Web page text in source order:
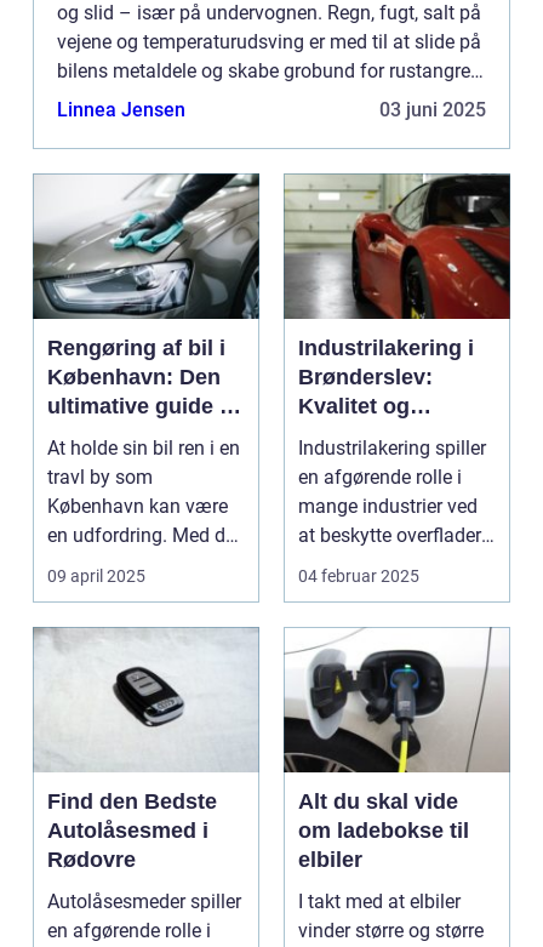
og slid – især på undervognen. Regn, fugt, salt på
vejene og temperaturudsving er med til at slide på
bilens metaldele og skabe grobund for rustangreb.
Derfor er...
Linnea Jensen 03 juni 2025
Rengøring af bil i
København: Den
ultimative guide til
en skinnende ren
bil
At holde sin bil ren i en
travl by som
København kan være
en udfordring. Med de
mange g...
09 april 2025
Industrilakering i
Brønderslev:
Kvalitet og
ekspertise
Industrilakering spiller
en afgørende rolle i
mange industrier ved
at beskytte overflader
mod...
04 februar 2025
Find den Bedste
Autolåsesmed i
Rødovre
Autolåsesmeder spiller
en afgørende rolle i
Alt du skal vide
om ladebokse til
elbiler
I takt med at elbiler
vinder større og større